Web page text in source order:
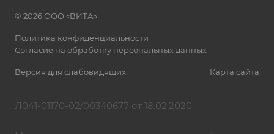
© 2026 ООО «ВИТА»
Политика конфиденциальности
Согласие на обработку персональных данных
Версия для слабовидящих Карта сайта
Л041-01170-02/00340677 от 18.02.2020